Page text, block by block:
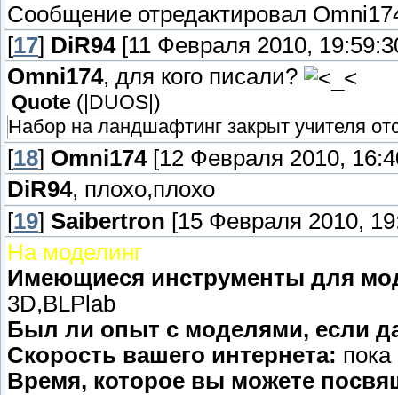
Сообщение отредактировал
[17] DiR94[11 Февраля 2010,
Omni174, для кого писали?
Quote ( |DUОS| )
Набор на ландшафтинг закрыт учителя
[18] Omni174[12 Февраля 2010,
DiR94, плохо,плохо
[19] Saibertron [15 Февраля 2010,
На моделинг
Имеющиеся инструменты для
3D,BLPlab
Был ли опыт с моделями, если
Скорость вашего интернета: пока
Время, которое вы можете